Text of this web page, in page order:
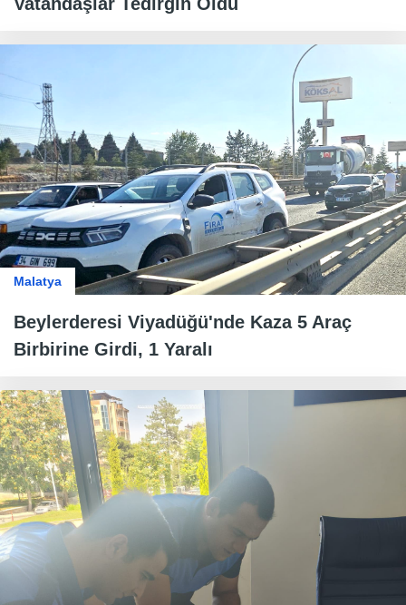
Vatandaşlar Tedirgin Oldu
Malatya
Beylerderesi Viyadüğü'nde Kaza 5 Araç
Birbirine Girdi, 1 Yaralı